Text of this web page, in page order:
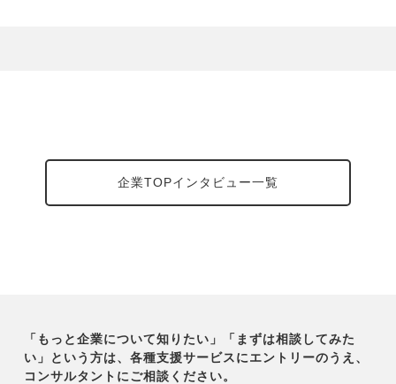
企業TOPインタビュー一覧
「もっと企業について知りたい」「まずは相談してみた
い」という方は、各種支援サービスにエントリーのうえ、
コンサルタントにご相談ください。